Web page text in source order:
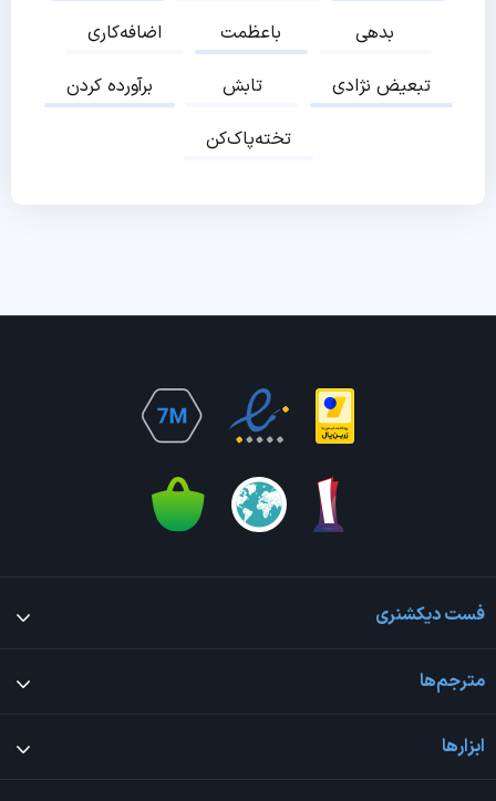
اضافه‌کاری
باعظمت
بدهی
برآورده کردن
تابش
تبعیض نژادی
تخته‌پاک‌کن
فست دیکشنری
مترجم‌ها
ابزارها